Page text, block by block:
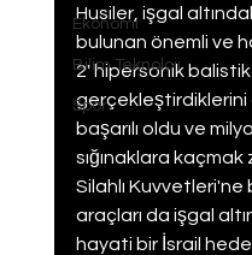
Ekonomi
Bilim Teknoloji
Spor
Husiler, işgal
bulunan önemli ve
2' hipersonik
gerçekleştirdiklerini
başarılı oldu ve
sığınaklara kaçmak
Silahlı Kuvvetleri'ne
araçları da işgal
hayati bir İsrail